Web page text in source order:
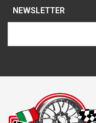
NEWSLETTER